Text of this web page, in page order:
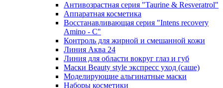
Антивозрастная серия "Taurine & Resveratrol"
Аппаратная косметика
Восстанавливающая серия "Intens recovery
Amino - C"
Контроль для жирной и смешанной кожи
Линия Аква 24
Линия для области вокруг глаз и губ
Маски Beauty style экспресс уход (саше)
Моделирующие альгинатные маски
Наборы косметики